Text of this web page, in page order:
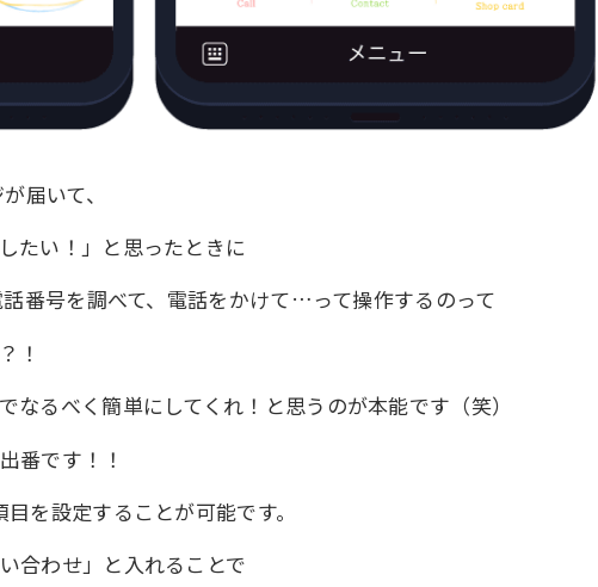
届いて、
たい！」と思ったときに
番号を調べて、電話をかけて…って操作するのって
！
なるべく簡単にしてくれ！と思うのが本能です（笑）
番です！！
を設定することが可能です。
合わせ」と入れることで